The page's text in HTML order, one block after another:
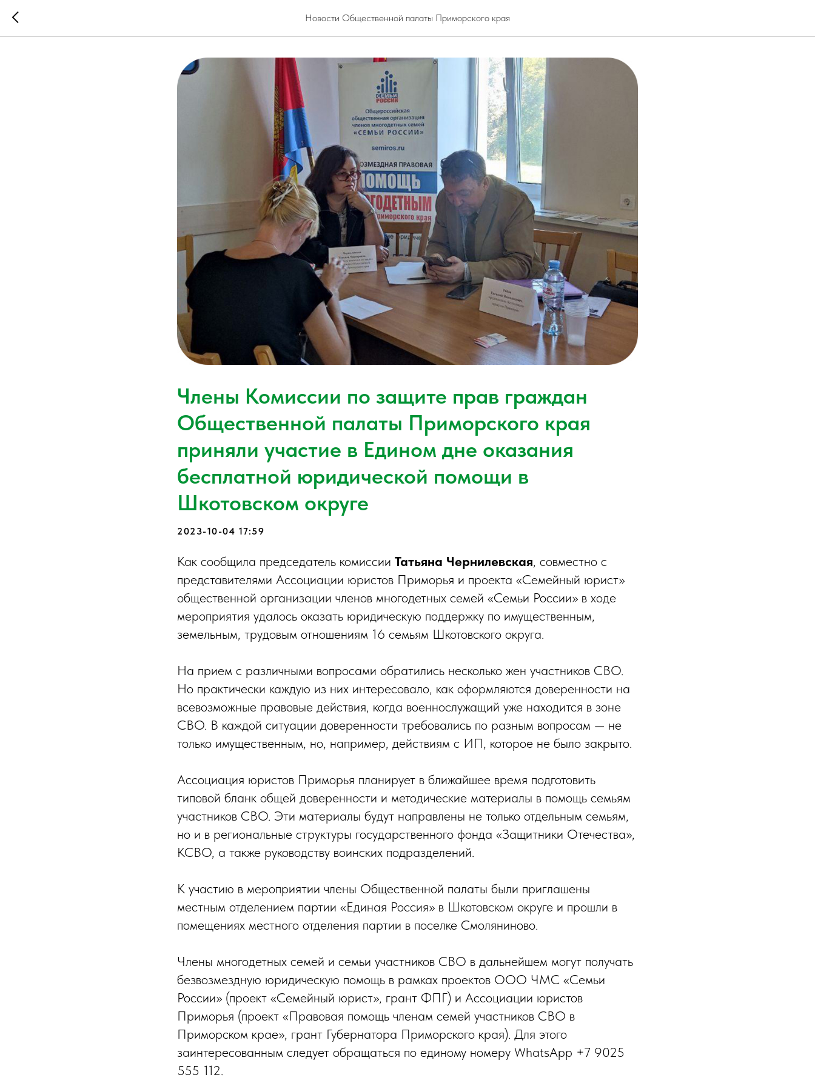
Новости Общественной палаты Приморского края
Члены Комиссии по защите прав граждан
Общественной палаты Приморского края
приняли участие в Едином дне оказания
бесплатной юридической помощи в
Шкотовском округе
2023-10-04 17:59
Как сообщила председатель комиссии Татьяна Чернилевская, совместно с
представителями Ассоциации юристов Приморья и проекта «Семейный юрист»
общественной организации членов многодетных семей «Семьи России» в ходе
мероприятия удалось оказать юридическую поддержку по имущественным,
земельным, трудовым отношениям 16 семьям Шкотовского округа.
На прием с различными вопросами обратились несколько жен участников СВО.
Но практически каждую из них интересовало, как оформляются доверенности на
всевозможные правовые действия, когда военнослужащий уже находится в зоне
СВО. В каждой ситуации доверенности требовались по разным вопросам — не
только имущественным, но, например, действиям с ИП, которое не было закрыто.
Ассоциация юристов Приморья планирует в ближайшее время подготовить
типовой бланк общей доверенности и методические материалы в помощь семьям
участников СВО. Эти материалы будут направлены не только отдельным семьям,
но и в региональные структуры государственного фонда «Защитники Отечества»,
КСВО, а также руководству воинских подразделений.
К участию в мероприятии члены Общественной палаты были приглашены
местным отделением партии «Единая Россия» в Шкотовском округе и прошли в
помещениях местного отделения партии в поселке Смоляниново.
Члены многодетных семей и семьи участников СВО в дальнейшем могут получать
безвозмездную юридическую помощь в рамках проектов ООО ЧМС «Семьи
России» (проект «Семейный юрист», грант ФПГ) и Ассоциации юристов
Приморья (проект «Правовая помощь членам семей участников СВО в
Приморском крае», грант Губернатора Приморского края). Для этого
заинтересованным следует обращаться по единому номеру WhatsApp +7 9025
555 112.